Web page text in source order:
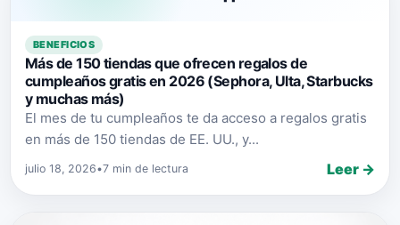
BENEFICIOS
Más de 150 tiendas que ofrecen regalos de
cumpleaños gratis en 2026 (Sephora, Ulta, Starbucks
y muchas más)
El mes de tu cumpleaños te da acceso a regalos gratis
en más de 150 tiendas de EE. UU., y...
julio 18, 2026•7 min de lectura Leer →